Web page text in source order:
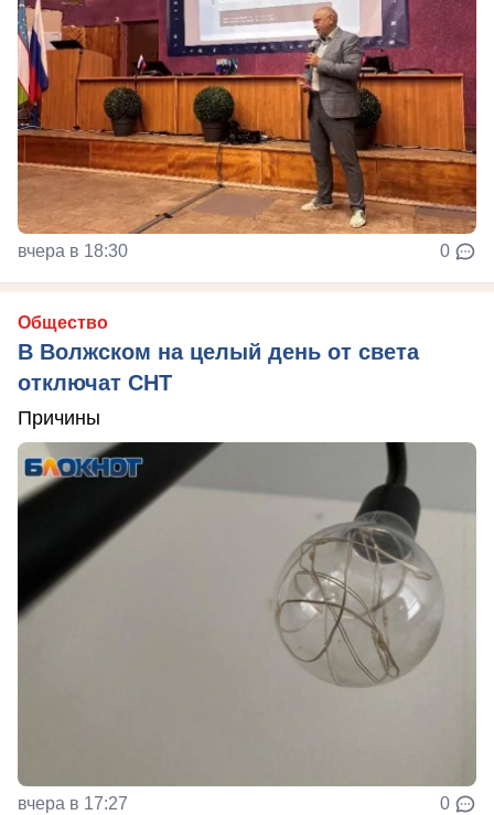
вчера в 18:30 0
Общество
В Волжском на целый день от света
отключат СНТ
Причины
вчера в 17:27 0